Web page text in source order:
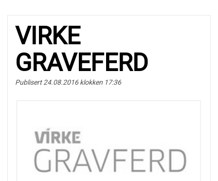
VIRKE
GRAVEFERD
Publisert 24.08.2016 klokken 17:36